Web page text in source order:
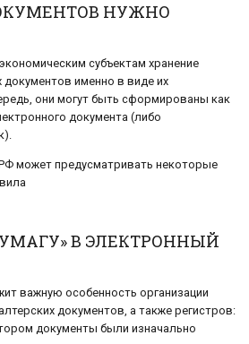
НУЖНО
субъектам хранение
документов именно в виде их
они могут быть сформированы как
документа (либо
может предусматривать некоторые
В ЭЛЕКТРОННЫЙ
важную особенность организации
документов, а также регистров:
документы были изначально